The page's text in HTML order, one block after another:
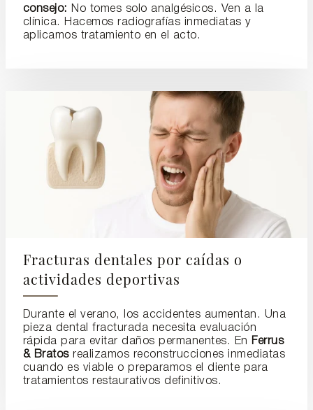
consejo: No tomes solo analgésicos. Ven a la
clínica. Hacemos radiografías inmediatas y
aplicamos tratamiento en el acto.
Fracturas dentales por caídas o
actividades deportivas
Durante el verano, los accidentes aumentan. Una
pieza dental fracturada necesita evaluación
rápida para evitar daños permanentes. En Ferrus
& Bratosrealizamos reconstrucciones inmediatas
cuando es viable o preparamos el diente para
tratamientos restaurativos definitivos.